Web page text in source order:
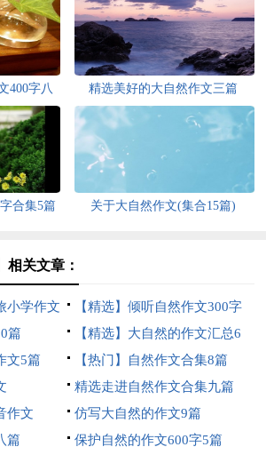
400字八
精选美好的大自然作文三篇
合集5篇 关于大自然作文(集合15篇)
相关文章：
小学作文
【精选】倾听自然作文300字
三篇
篇
【精选】大自然的作文汇总6
篇
文5篇
【热门】自然作文合集8篇
精选走进自然作文合集九篇
作文
仿写大自然的作文9篇
篇
保护自然的作文600字5篇